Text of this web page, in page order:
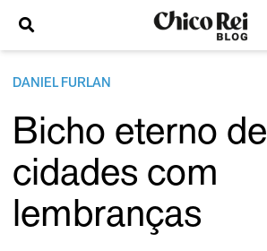
DANIEL FURLAN
Bicho eterno de
cidades com
lembranças